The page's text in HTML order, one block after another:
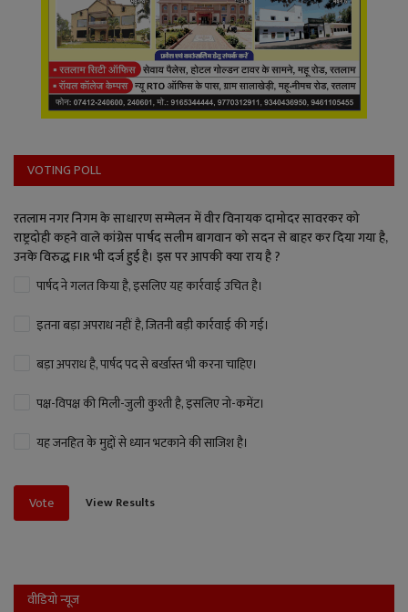
VOTING POLL
रतलाम नगर निगम के साधारण सम्मेलन में वीर विनायक दामोदर सावरकर को
राष्ट्रदोही कहने वाले कांग्रेस पार्षद सलीम बागवान को सदन से बाहर कर दिया गया है,
उनके विरुद्ध FIR भी दर्ज हुई है। इस पर आपकी क्या राय है ?
पार्षद ने गलत किया है, इसलिए यह कार्रवाई उचित है।
इतना बड़ा अपराध नहीं है, जितनी बड़ी कार्रवाई की गई।
बड़ा अपराध है, पार्षद पद से बर्खास्त भी करना चाहिए।
पक्ष-विपक्ष की मिली-जुली कुश्ती है, इसलिए नो-कमेंट।
यह जनहित के मुद्दों से ध्यान भटकाने की साजिश है।
Vote View Results
वीडियो न्यूज